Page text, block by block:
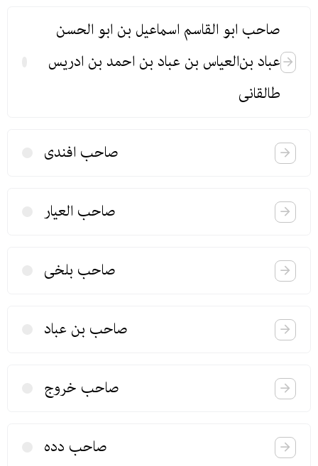
صاحب ابو القاسم اسماعیل بن ابو الحسن
عباد بن‌العیاس بن عباد بن احمد بن ادریس
طالقانی
صاحب افندی
صاحب العیار
صاحب بلخی
صاحب بن عباد
صاحب خروج
صاحب دده